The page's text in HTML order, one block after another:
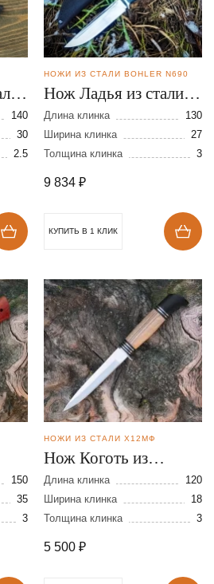
140
30
2.5
НОЖИ ИЗ СТАЛИ BOHLER N690
Нож Ладья из стали
N690
Длина клинка
130
Ширина клинка
27
Толщина клинка
3
9 834 ₽
КУПИТЬ В 1 КЛИК
150
35
3
НОЖИ ИЗ СТАЛИ Х12МФ
Нож Коготь из
кованной стали
Х12МФ
Длина клинка
120
Ширина клинка
18
Толщина клинка
3
5 500 ₽